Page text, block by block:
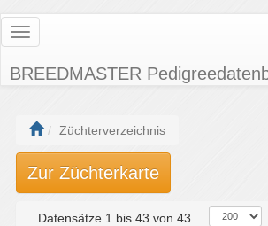
Toggle
navigation
BREEDMASTER
Züchterverzeichnis
Zur Züchterkarte
Datensätze 1 bis 43 von 43